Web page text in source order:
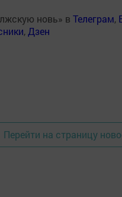
новь» в Телеграм,
, Дзен
Перейти на страницу